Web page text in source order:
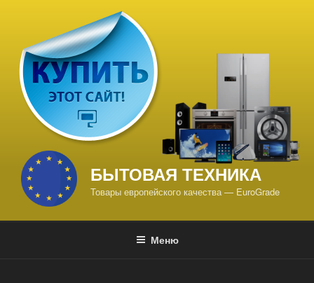
содержимому
БЫТОВАЯ ТЕХНИКА
Товары европейского качества — EuroGrade
Меню